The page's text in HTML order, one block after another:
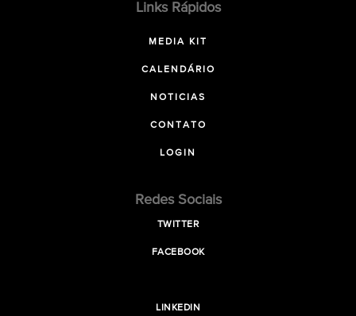
Links Rápidos
MEDIA KIT
CALENDÁRIO
NOTICIAS
CONTATO
LOGIN
Redes Sociais
TWITTER
FACEBOOK
LINKEDIN